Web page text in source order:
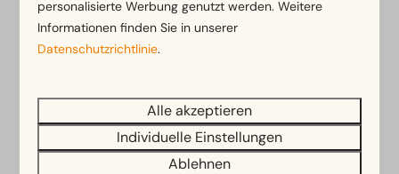
personalisierte Werbung genutzt werden. Weitere
Informationen finden Sie in unserer
Datenschutzrichtlinie.
Alle akzeptieren
Individuelle Einstellungen
Ablehnen